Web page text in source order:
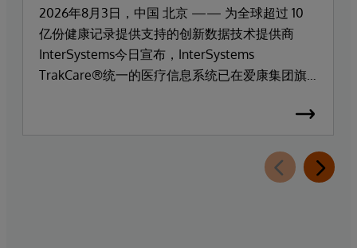
2026年8月3日，中国 北京 —— 为全球超过 10
亿份健康记录提供支持的创新数据技术提供商
InterSystems今日宣布，InterSystems
TrakCare®统一的医疗信息系统已在爱康集团旗